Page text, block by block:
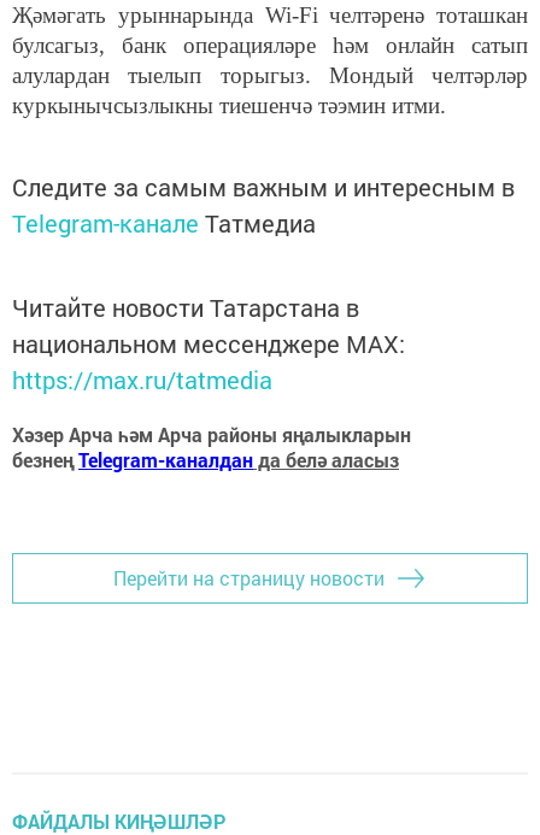
Җәмәгать урыннарында Wi-Fi челтәренә тоташкан
булсагыз, банк операцияләре һәм онлайн сатып
алулардан тыелып торыгыз. Мондый челтәрләр
куркынычсызлыкны тиешенчә тәэмин итми.
Следите за самым важным и интересным в
Telegram-канале Татмедиа
Читайте новости Татарстана в
национальном мессенджере MАХ:
https://max.ru/tatmedia
Хәзер Арча һәм Арча районы яңалыкларын
безнеңTelegram-каналданда белә аласыз
Перейти на страницу новости
ФАЙДАЛЫ КИҢӘШЛӘР